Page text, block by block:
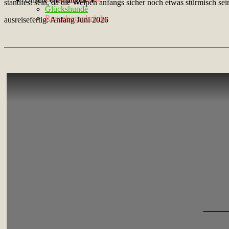
Glückshunde
Regenbogenbrücke
standfest sein, da die Welpen anfangs sicher noch etwas stürmisch
ausreisefertig: Anfang Juni 2026